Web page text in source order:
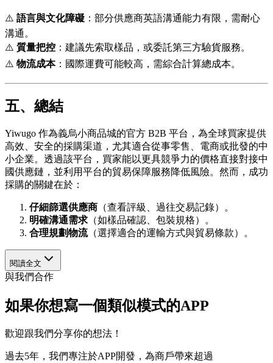
⚠️ 語言與文化障礙 ：部分供應商英語溝通能力有限，需耐心
溝通。
⚠️ 質量把控 ：建議先索取樣品，或委託第三方驗貨服務。
⚠️ 物流成本：國際運費可能較高，需綜合計算總成本。
五、總結
Yiwugo 作為義烏小商品城的官方 B2B 平台，為全球買家提供
高效、安全的採購渠道，尤其適合從事零售、電商或批發的中
小企業。透過該平台，買家能以更具競爭力的價格直接對接中
國供應鏈，並利用平台的貿易保障服務降低風險。然而，成功
採購的關鍵在於：
仔細篩選供應商 （查看評級、過往交易記錄）。
明確溝通需求（如樣品確認、包裝規格）。
合理規劃物流（選擇適合的運輸方式與貿易條款）。
閱讀全文
與我們合作
如果你想寫一個類似模式的APP
歡迎跟我們分享你的想法！
過去5年，我們專注於APP開發，為商戶帶來超過